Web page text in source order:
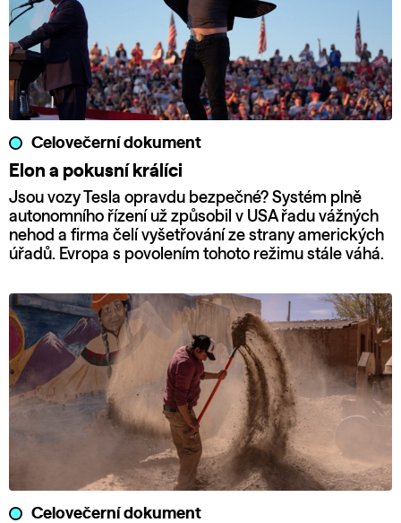
Celovečerní dokument
Elon a pokusní králíci
Jsou vozy Tesla opravdu bezpečné? Systém plně
autonomního řízení už způsobil v USA řadu vážných
nehod a firma čelí vyšetřování ze strany amerických
úřadů. Evropa s povolením tohoto režimu stále váhá.
Celovečerní dokument